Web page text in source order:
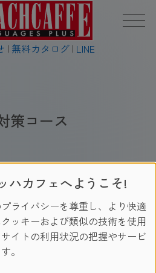
無料カタログ LINE
策コース
）の受験を視野に入れた対策
ル1, 2) はフランス文部省で認可さ
に試験が行われます。
教育機関や企業が、フランス語
められています。
ハカフェへようこそ!
ライバシーを尊重し、より快適
ッキーおよび類似の技術を使用
イトの利用状況の把握やサービ
。